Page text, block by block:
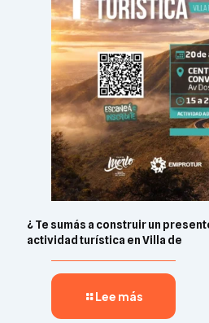
¿ Te sumás a construir un
actividad turística en Villa de
Lee más